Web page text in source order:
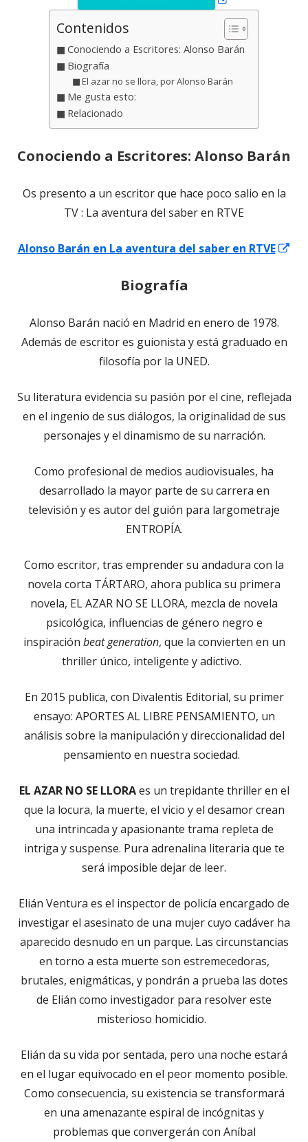
Contenidos
Conociendo a Escritores: Alonso Barán
Biografía
El azar no se llora, por Alonso Barán
Me gusta esto:
Relacionado
Conociendo a Escritores: Alonso Barán
Os presento a un escritor que hace poco salio en la
TV : La aventura del saber en RTVE
Alonso Barán en La aventura del saber en RTVE
Biografía
Alonso Barán nació en Madrid en enero de 1978.
Además de escritor es guionista y está graduado en
filosofía por la UNED.
Su literatura evidencia su pasión por el cine, reflejada
en el ingenio de sus diálogos, la originalidad de sus
personajes y el dinamismo de su narración.
Como profesional de medios audiovisuales, ha
desarrollado la mayor parte de su carrera en
televisión y es autor del guión para largometraje
ENTROPÍA.
Como escritor, tras emprender su andadura con la
novela corta TÁRTARO, ahora publica su primera
novela, EL AZAR NO SE LLORA, mezcla de novela
psicológica, influencias de género negro e
inspiración beat generation, que la convierten en un
thriller único, inteligente y adictivo.
En 2015 publica, con Divalentis Editorial, su primer
ensayo: APORTES AL LIBRE PENSAMIENTO, un
análisis sobre la manipulación y direccionalidad del
pensamiento en nuestra sociedad.
EL AZAR NO SE LLORAes un trepidante thriller en el
que la locura, la muerte, el vicio y el desamor crean
una intrincada y apasionante trama repleta de
intriga y suspense. Pura adrenalina literaria que te
será imposible dejar de leer.
Elián Ventura es el inspector de policía encargado de
investigar el asesinato de una mujer cuyo cadáver ha
aparecido desnudo en un parque. Las circunstancias
en torno a esta muerte son estremecedoras,
brutales, enigmáticas, y pondrán a prueba las dotes
de Elián como investigador para resolver este
misterioso homicidio.
Elián da su vida por sentada, pero una noche estará
en el lugar equivocado en el peor momento posible.
Como consecuencia, su existencia se transformará
en una amenazante espiral de incógnitas y
problemas que convergerán con Aníbal